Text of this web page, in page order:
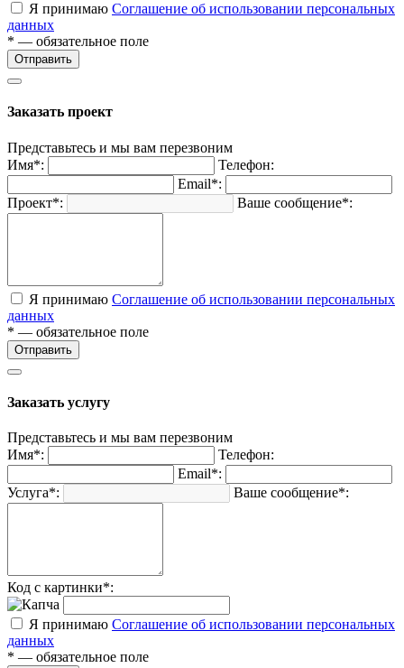
Я принимаю Соглашение об использовании персональных
данных
* — обязательное поле
Отправить
Заказать проект
Представьтесь и мы вам перезвоним
Имя*:
Телефон:
Email*:
Проект*:
Ваше сообщение*:
Я принимаю Соглашение об использовании персональных
данных
* — обязательное поле
Отправить
Заказать услугу
Представьтесь и мы вам перезвоним
Имя*:
Телефон:
Email*:
Услуга*:
Ваше сообщение*:
Код с картинки*:
Я принимаю Соглашение об использовании персональных
данных
* — обязательное поле